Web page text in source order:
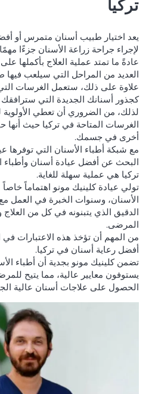
تركيا
يعد اختيار طبيب أسنان متمرس أو
لإجراء جراحة زراعة الأسنان جزءًا
عادةً ما تمتد عملية العلاج بأكملها
العديد من المراحل التي سيلعب فيها
علاوة على ذلك، ستعمل الغرسات التي
كجذور أسنانك الجديدة التي
لذلك، من الضروري أن تعطي
الغرسات المتاحة في تركيا حيث أنها
أخرى في جسمك.
مع شبكة أطباء الأسنان التي توفرها
البحث عن أفضل عيادة أسنان وأطباء
تركيا هي عملية سهلة للغاية.
تولي عيادة كلينيك مونو اهتماماً
الأسنان، وسنوات الخبرة في العمل
الدقيق الذي يتبنونه في كل من العلاج
المرضى.
من المهم أن تؤخذ هذه الاعتبارات
أفضل رعاية أسنان في تركيا.
تضمن كلينيك مونو بجدية أن أطباء
يستوفون معايير عالية، مما يتيح
الحصول على علاجات أسنان عالية